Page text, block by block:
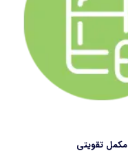
مکمل تقویتی